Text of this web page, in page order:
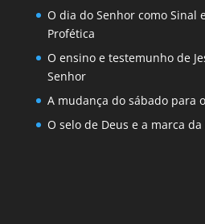
O dia do Senhor como Sinal
Profética
O ensino e testemunho de
Senhor
A mudança do sábado para
O selo de Deus e a marca da